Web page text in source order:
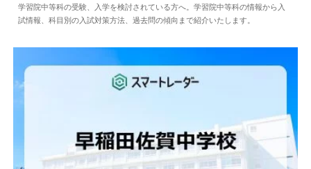
中学情報 2026.07.16
学習院中等科の受験、入学を検討されている方へ。学習院中等科の情報から入
試情報、科目別の入試対策方法、過去問の傾向まで紹介いたします。